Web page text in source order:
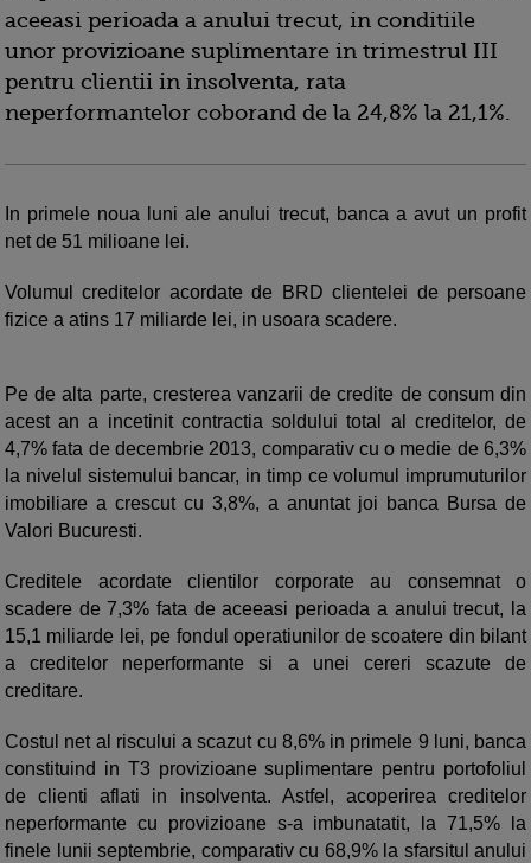
aceeasi perioada a anului trecut, in conditiile
unor provizioane suplimentare in trimestrul III
pentru clientii in insolventa, rata
neperformantelor coborand de la 24,8% la 21,1%.
In primele noua luni ale anului trecut, banca a avut un profit
net de 51 milioane lei.
Volumul creditelor acordate de BRD clientelei de persoane
fizice a atins 17 miliarde lei, in usoara scadere.
Pe de alta parte, cresterea vanzarii de credite de consum din
acest an a incetinit contractia soldului total al creditelor, de
4,7% fata de decembrie 2013, comparativ cu o medie de 6,3%
la nivelul sistemului bancar, in timp ce volumul imprumuturilor
imobiliare a crescut cu 3,8%, a anuntat joi banca Bursa de
Valori Bucuresti.
Creditele acordate clientilor corporate au consemnat o
scadere de 7,3% fata de aceeasi perioada a anului trecut, la
15,1 miliarde lei, pe fondul operatiunilor de scoatere din bilant
a creditelor neperformante si a unei cereri scazute de
creditare.
Costul net al riscului a scazut cu 8,6% in primele 9 luni, banca
constituind in T3 provizioane suplimentare pentru portofoliul
de clienti aflati in insolventa. Astfel, acoperirea creditelor
neperformante cu provizioane s-a imbunatatit, la 71,5% la
finele lunii septembrie, comparativ cu 68,9% la sfarsitul anului